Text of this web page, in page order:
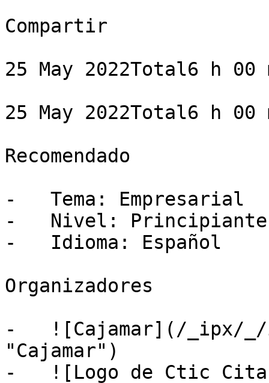
Compartir
25 May 2022Total6 h 00
25 May 2022Total6 h 00
Recomendado
-   Tema: Empresarial
-   Nivel: Principiante
-   Idioma: Español
Organizadores
-   ![Cajamar](/_ipx/_/
"Cajamar")
-   ![Logo de Ctic